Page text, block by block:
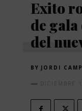
Exito
de
del
BY JORDI
DICIEMBRE